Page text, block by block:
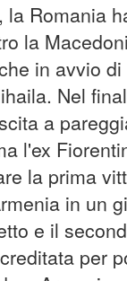
la Romania
la
in avvio
Nel
a
l'ex
la prima
in un
e il
per